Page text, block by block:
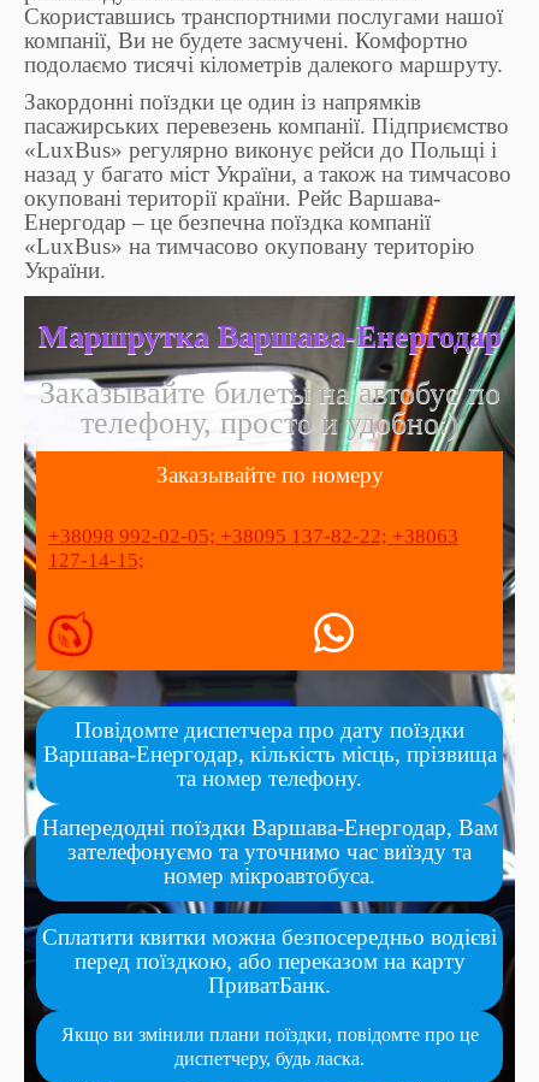
Скориставшись транспортними послугами нашої
компанії, Ви не будете засмучені. Комфортно
подолаємо тисячі кілометрів далекого маршруту.
Закордонні поїздки це один із напрямків
пасажирських перевезень компанії. Підприємство
«LuxBus» регулярно виконує рейси до Польщі і
назад у багато міст України, а також на тимчасово
окуповані території країни. Рейс Варшава-
Енергодар – це безпечна поїздка компанії
«LuxBus» на тимчасово окуповану територію
України.
Маршрутка Варшава-Енергодар
Заказывайте билеты на автобус по
телефону, просто и удобно:)
Заказывайте по номеру
+38098 992-02-05; +38095 137-82-22; +38063
127-14-15;
Повідомте диспетчера про дату поїздки
Варшава-Енергодар, кількість місць, прізвища
та номер телефону.
Напередодні поїздки Варшава-Енергодар, Вам
зателефонуємо та уточнимо час виїзду та
номер мікроавтобуса.
Сплатити квитки можна безпосередньо водієві
перед поїздкою, або переказом на карту
ПриватБанк.
Якщо ви змінили плани поїздки, повідомте про це
диспетчеру, будь ласка.